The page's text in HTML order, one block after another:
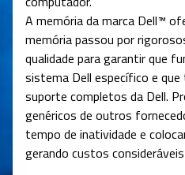
A memória da marca Dell™
memória passou por
qualidade para garantir que
sistema Dell específico e
suporte completos da Dell.
genéricos de outros
tempo de inatividade e
gerando custos